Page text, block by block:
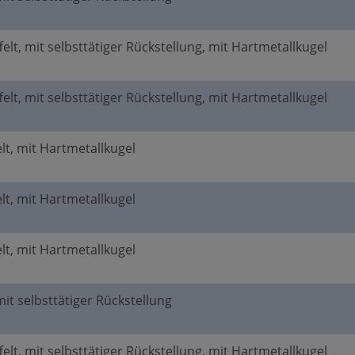
mit selbsttätiger Rückstellung, mit Hartmetallkugel
mit selbsttätiger Rückstellung, mit Hartmetallkugel
mit Hartmetallkugel
mit Hartmetallkugel
mit Hartmetallkugel
selbsttätiger Rückstellung
mit selbsttätiger Rückstellung, mit Hartmetallkugel